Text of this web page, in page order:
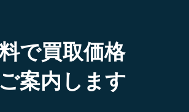
で買取価格
案内します